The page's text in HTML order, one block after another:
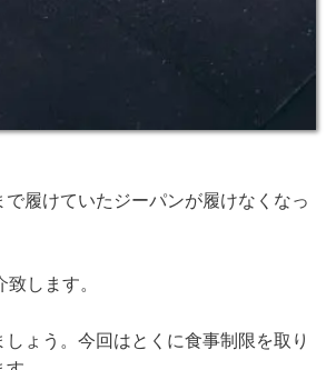
履けていたジーパンが履けなくなっ
します。
ょう。今回はとくに食事制限を取り